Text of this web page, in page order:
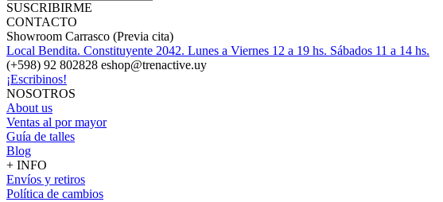
SUSCRIBIRME
CONTACTO
Showroom Carrasco (Previa cita)
Local Bendita. Constituyente 2042. Lunes a Viernes 12 a 19 hs. Sábados 11 a 14 hs.
(+598) 92 802828 eshop@trenactive.uy
¡Escribinos!
NOSOTROS
About us
Ventas al por mayor
Guía de talles
Blog
+ INFO
Envíos y retiros
Política de cambios